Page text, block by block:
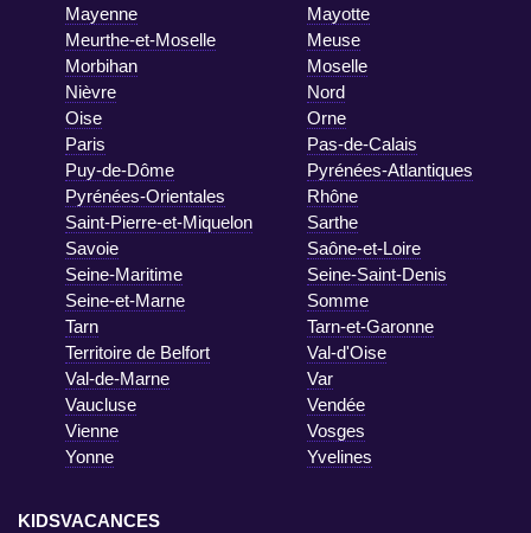
Mayenne
Mayotte
Meurthe-et-Moselle
Meuse
Morbihan
Moselle
Nièvre
Nord
Oise
Orne
Paris
Pas-de-Calais
Puy-de-Dôme
Pyrénées-Atlantiques
Pyrénées-Orientales
Rhône
Saint-Pierre-et-Miquelon
Sarthe
Savoie
Saône-et-Loire
Seine-Maritime
Seine-Saint-Denis
Seine-et-Marne
Somme
Tarn
Tarn-et-Garonne
Territoire de Belfort
Val-d'Oise
Val-de-Marne
Var
Vaucluse
Vendée
Vienne
Vosges
Yonne
Yvelines
KIDSVACANCES